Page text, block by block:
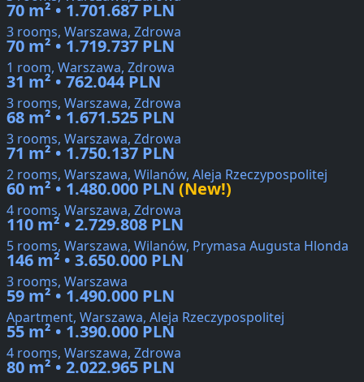
70 m² • 1.701.687 PLN
3 rooms, Warszawa, Zdrowa
70 m² • 1.719.737 PLN
1 room, Warszawa, Zdrowa
31 m² • 762.044 PLN
3 rooms, Warszawa, Zdrowa
68 m² • 1.671.525 PLN
3 rooms, Warszawa, Zdrowa
71 m² • 1.750.137 PLN
2 rooms, Warszawa, Wilanów, Aleja Rzeczypospolitej
60 m² • 1.480.000 PLN (New!)
4 rooms, Warszawa, Zdrowa
110 m² • 2.729.808 PLN
5 rooms, Warszawa, Wilanów, Prymasa Augusta Hlonda
146 m² • 3.650.000 PLN
3 rooms, Warszawa
59 m² • 1.490.000 PLN
Apartment, Warszawa, Aleja Rzeczypospolitej
55 m² • 1.390.000 PLN
4 rooms, Warszawa, Zdrowa
80 m² • 2.022.965 PLN